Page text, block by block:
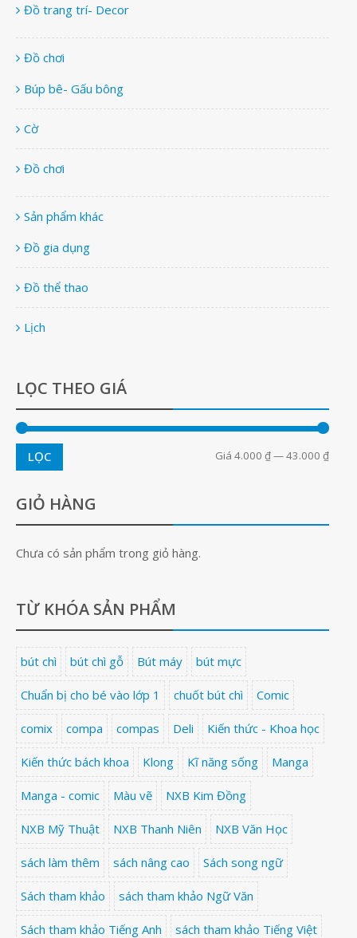
Đồ trang trí- Decor
Đồ chơi
Búp bê- Gấu bông
Cờ
Đồ chơi
Sản phẩm khác
Đồ gia dụng
Đồ thể thao
Lịch
LỌC THEO GIÁ
LỌC Giá 4.000 ₫—43.000 ₫
GIỎ HÀNG
Chưa có sản phẩm trong giỏ hàng.
TỪ KHÓA SẢN PHẨM
bút chì bút chì gỗ Bút máy bút mực
Chuẩn bị cho bé vào lớp 1 chuốt bút chì Comic
comix compa compas Deli Kiến thức - Khoa học
Kiến thức bách khoa Klong Kĩ năng sống Manga
Manga - comic Màu vẽ NXB Kim Đồng
NXB Mỹ Thuật NXB Thanh Niên NXB Văn Học
sách làm thêm sách nâng cao Sách song ngữ
Sách tham khảo sách tham khảo Ngữ Văn
Sách tham khảo Tiếng Anh sách tham khảo Tiếng Việt